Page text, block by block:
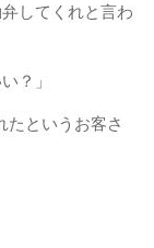
してくれと言わ
？」
たというお客さ